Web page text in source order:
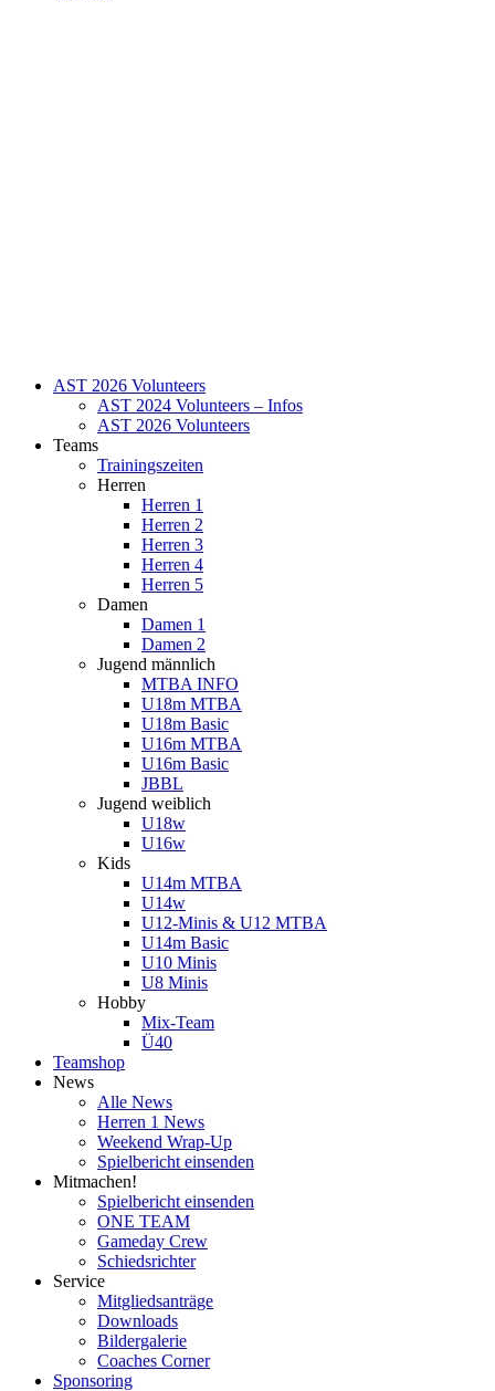
AST 2026 Volunteers
AST 2024 Volunteers – Infos
AST 2026 Volunteers
Teams
Trainingszeiten
Herren
Herren 1
Herren 2
Herren 3
Herren 4
Herren 5
Damen
Damen 1
Damen 2
Jugend männlich
MTBA INFO
U18m MTBA
U18m Basic
U16m MTBA
U16m Basic
JBBL
Jugend weiblich
U18w
U16w
Kids
U14m MTBA
U14w
U12-Minis & U12 MTBA
U14m Basic
U10 Minis
U8 Minis
Hobby
Mix-Team
Ü40
Teamshop
News
Alle News
Herren 1 News
Weekend Wrap-Up
Spielbericht einsenden
Mitmachen!
Spielbericht einsenden
ONE TEAM
Gameday Crew
Schiedsrichter
Service
Mitgliedsanträge
Downloads
Bildergalerie
Coaches Corner
Sponsoring